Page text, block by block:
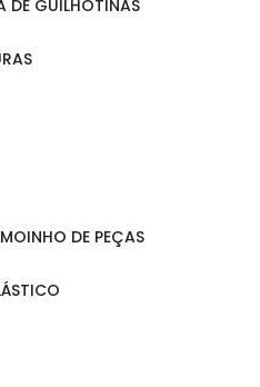
DE GUILHOTINAS
MOINHO DE PEÇAS